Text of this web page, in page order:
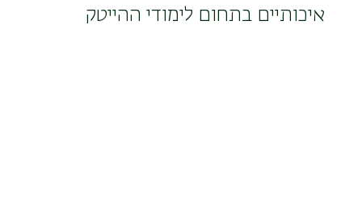
איכותיים בתחום לימודי ההייטק